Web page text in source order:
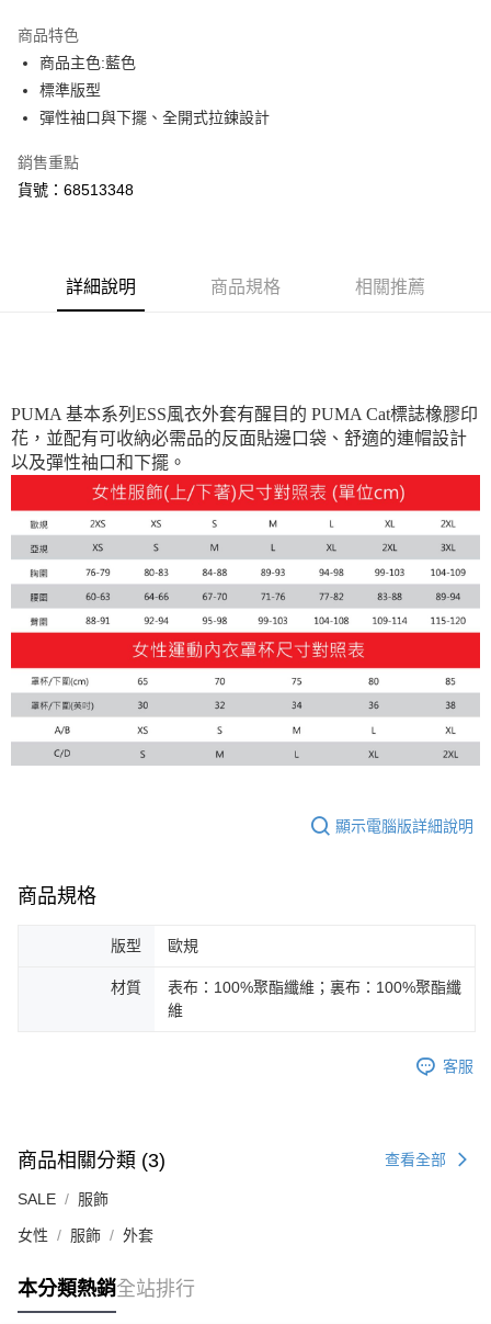
街口支付
悠遊付
貨到付款
每筆NT$150，滿NT$1,800(含以上)免運費
商品特色
商品主色:藍色
標準版型
彈性袖口與下擺、全開式拉鍊設計
銷售重點
貨號：68513348
詳細說明 商品規格 相關推薦
PUMA 基本系列ESS風衣外套有醒目的 PUMA Cat標誌橡膠印
花，並配有可收納必需品的反面貼邊口袋、舒適的連帽設計
以及彈性袖口和下擺。
顯示電腦版詳細說明
商品規格
版型 歐規
材質
表布：100%聚酯纖維；裏布：100%聚酯纖
維
客服
商品相關分類 (3) 查看全部
SALE 服飾
女性 服飾 外套
本分類熱銷全站排行